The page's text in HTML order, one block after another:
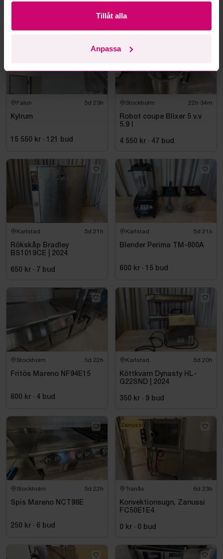
Tillåt alla
Anpassa
Falun 5d 23h
Kylrum
15 550 kr · 121 bud
Stockholm 22h 34m
Robot coupe Blixer 5 v.v
5.9 l
4 550 kr · 47 bud
Karlstad 5d 21h
Rökskåp Bradley
BS1019CE | 2024
650 kr · 7 bud
Karlstad 5d 21h
Blender Perima TM-800A
600 kr · 15 bud
Stockholm 3d 22h
Fritös Mareno NF94E15
600 kr · 4 bud
Karlstad 5d 20h
Köttkvarn Dynasty HL-
G22SND | 2024
350 kr · 9 bud
Stockholm 3d 22h
Spis Mareno NCT98E
250 kr · 6 bud
Tranås 6d 23h
Konvektionsugn, Zanussi
FC50E1E4
0 kr · 0 bud
Zanussi